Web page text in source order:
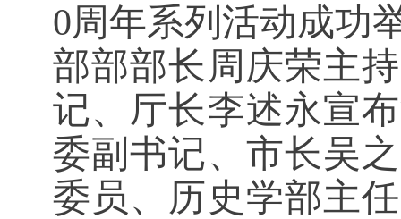
0周年系列活动成功
部部部长周庆荣主
记、厅长李述永宣
委副书记、市长吴
委员、历史学部主